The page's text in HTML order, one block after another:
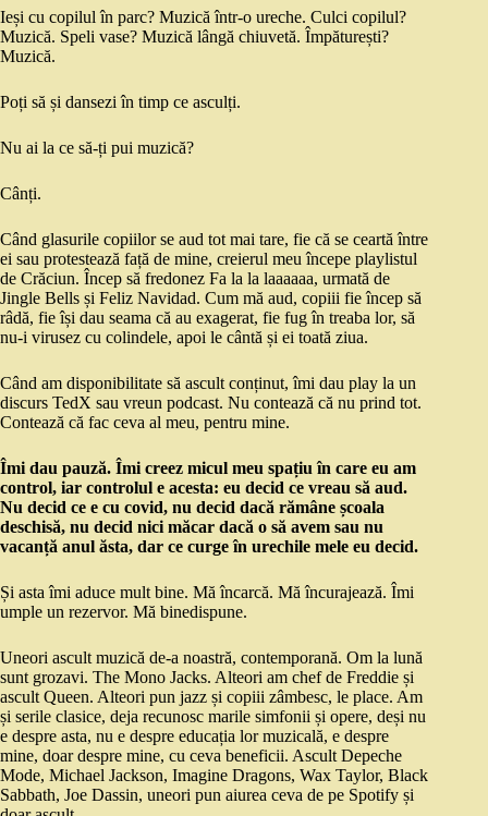
Ieși cu copilul în parc? Muzică într-o ureche. Culci copilul?
Muzică. Speli vase? Muzică lângă chiuvetă. Împăturești?
Muzică.
Poți să și dansezi în timp ce asculți.
Nu ai la ce să-ți pui muzică?
Cânți.
Când glasurile copiilor se aud tot mai tare, fie că se ceartă între
ei sau protestează față de mine, creierul meu începe playlistul
de Crăciun. Încep să fredonez Fa la la laaaaaa, urmată de
Jingle Bells și Feliz Navidad. Cum mă aud, copiii fie încep să
râdă, fie își dau seama că au exagerat, fie fug în treaba lor, să
nu-i virusez cu colindele, apoi le cântă și ei toată ziua.
Când am disponibilitate să ascult conținut, îmi dau play la un
discurs TedX sau vreun podcast. Nu contează că nu prind tot.
Contează că fac ceva al meu, pentru mine.
Îmi dau pauză. Îmi creez micul meu spațiu în care eu am
control, iar controlul e acesta: eu decid ce vreau să aud.
Nu decid ce e cu covid, nu decid dacă rămâne școala
deschisă, nu decid nici măcar dacă o să avem sau nu
vacanță anul ăsta, dar ce curge în urechile mele eu decid.
Și asta îmi aduce mult bine. Mă încarcă. Mă încurajează. Îmi
umple un rezervor. Mă binedispune.
Uneori ascult muzică de-a noastră, contemporană. Om la lună
sunt grozavi. The Mono Jacks. Alteori am chef de Freddie și
ascult Queen. Alteori pun jazz și copiii zâmbesc, le place. Am
și serile clasice, deja recunosc marile simfonii și opere, deși nu
e despre asta, nu e despre educația lor muzicală, e despre
mine, doar despre mine, cu ceva beneficii. Ascult Depeche
Mode, Michael Jackson, Imagine Dragons, Wax Taylor, Black
Sabbath, Joe Dassin, uneori pun aiurea ceva de pe Spotify și